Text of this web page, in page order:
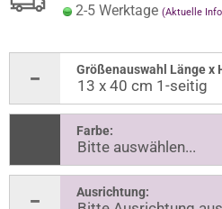
2-5 Werktage (Aktuelle
Größenauswahl Länge x
Farbe:
Ausrichtung: